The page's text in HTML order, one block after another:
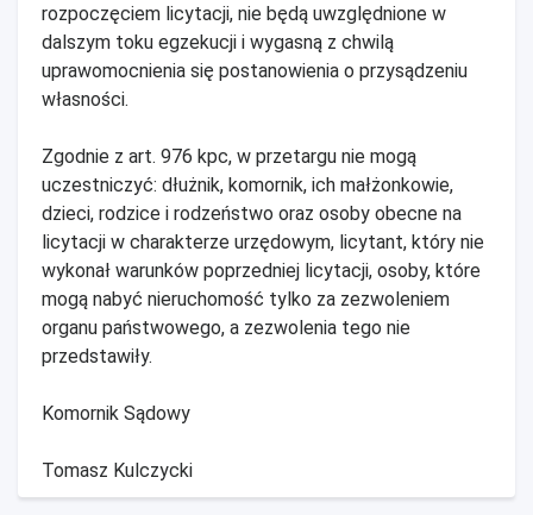
rozpoczęciem licytacji, nie będą uwzględnione w
dalszym toku egzekucji i wygasną z chwilą
uprawomocnienia się postanowienia o przysądzeniu
własności.
Zgodnie z art. 976 kpc, w przetargu nie mogą
uczestniczyć: dłużnik, komornik, ich małżonkowie,
dzieci, rodzice i rodzeństwo oraz osoby obecne na
licytacji w charakterze urzędowym, licytant, który nie
wykonał warunków poprzedniej licytacji, osoby, które
mogą nabyć nieruchomość tylko za zezwoleniem
organu państwowego, a zezwolenia tego nie
przedstawiły.
Komornik Sądowy
Tomasz Kulczycki